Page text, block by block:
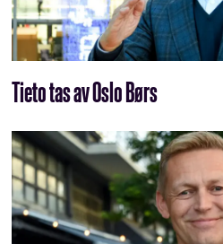
Tieto tas av Oslo Børs